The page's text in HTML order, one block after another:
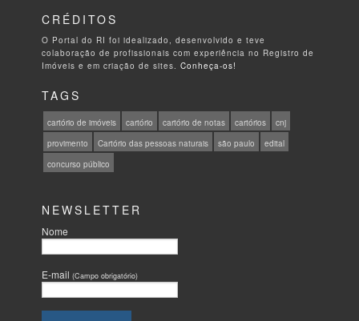
CRÉDITOS
O Portal do RI foi idealizado, desenvolvido e teve
colaboração de profissionais com experiência no Registro de
Imóveis e em criação de sites.Conheça-os!
TAGS
cartório de imóveis cartório cartório de notas cartórios
cnj
provimento
Cartório das pessoas naturais são paulo
edital
concurso público
NEWSLETTER
Nome
E-mail(Campo obrigatório)